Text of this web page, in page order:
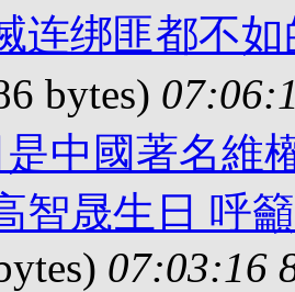
连绑匪都不
bytes)
是中國著名維
智晟生日 呼
07:03:16